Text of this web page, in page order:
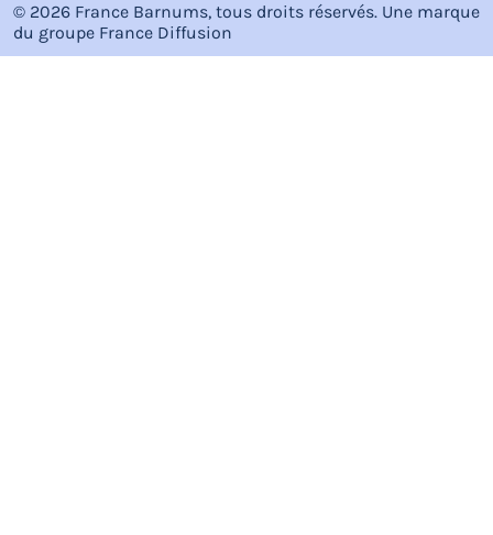
© 2026 France Barnums, tous droits réservés. Une marque
du groupe France Diffusion